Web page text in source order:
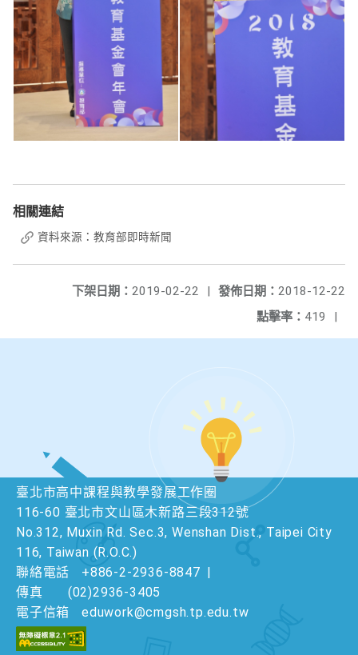
相關連結
資料來源：教育部即時新聞
發佈日期： 2018-12-22
下架日期： 2019-02-22
|
點擊率： 419 |
臺北市高中課程與教學發展工作圈
116-60 臺北市文山區木新路三段312號
No.312, Muxin Rd. Sec.3, Wenshan Dist., Taipei City
116, Taiwan (R.O.C.)
聯絡電話
+886-2-2936-8847 |
傳真
(02)2936-3405
電子信箱
eduwork@cmgsh.tp.edu.tw